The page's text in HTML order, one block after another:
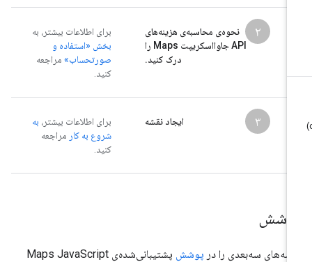
نحوه‌ی محاسبه‌ی هزینه‌های
API جاوااسکریپت Maps را
درک کنید.
برای اطلاعات بیشتر، به
بخش «استفاده و
صورتحساب»مراجعه
کنید.
ایجاد نقشه برای اطلاعات بیشتر،به
شروع به کارمراجعه
کنید.
سه‌بعدی را در پوشش
پشتیبانی‌شده‌ی Maps JavaScript